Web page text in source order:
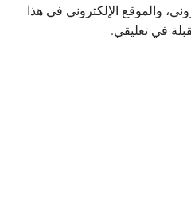
والموقع الإلكتروني في هذا
في تعليقي.